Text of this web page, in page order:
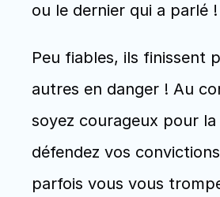
ou le dernier qui a parlé !
Peu fiables, ils finissent
autres en danger ! Au
soyez courageux pour
défendez vos
parfois vous vous